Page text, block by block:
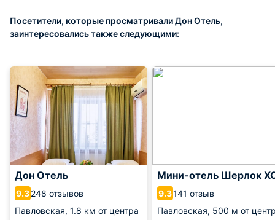
Посетители, которые просматривали Дон Отель,
заинтересовались также следующими:
Дон Отель
9.3248 отзывов
Павловская, 1.8 км от центра
Мини-отель Шерлок
9.3141 отзыв
Павловская, 500 м от